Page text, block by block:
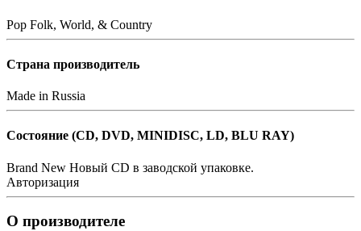
Pop Folk, World, & Country
Страна производитель
Made in Russia
Состояние (СD, DVD, MINIDISC, LD, BLU RAY)
Brand New Новый CD в заводской упаковке.
Авторизация
О производителе